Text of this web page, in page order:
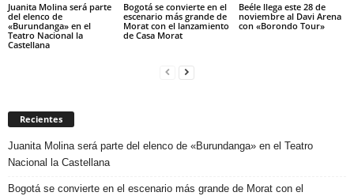
Juanita Molina será parte
del elenco de
«Burundanga» en el
Teatro Nacional la
Castellana
Bogotá se convierte en el
escenario más grande de
Morat con el lanzamiento
de Casa Morat
Beéle llega este 28 de
noviembre al Davi Arena
con «Borondo Tour»
Recientes
Juanita Molina será parte del elenco de «Burundanga» en el Teatro
Nacional la Castellana
Bogotá se convierte en el escenario más grande de Morat con el